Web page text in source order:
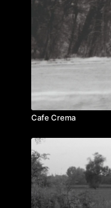
Cafe Crema